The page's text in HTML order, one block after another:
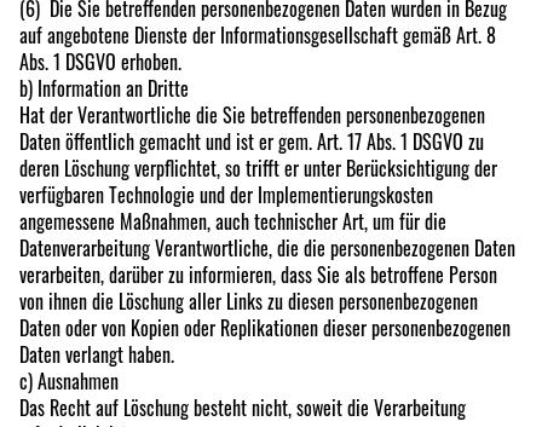
(6) Die Sie betreffenden personenbezogenen Daten wurden in Bezug
auf angebotene Dienste der Informationsgesellschaft gemäß Art. 8
Abs. 1 DSGVO erhoben.
b) Information an Dritte
Hat der Verantwortliche die Sie betreffenden personenbezogenen
Daten öffentlich gemacht und ist er gem. Art. 17 Abs. 1 DSGVO zu
deren Löschung verpflichtet, so trifft er unter Berücksichtigung der
verfügbaren Technologie und der Implementierungskosten
angemessene Maßnahmen, auch technischer Art, um für die
Datenverarbeitung Verantwortliche, die die personenbezogenen Daten
verarbeiten, darüber zu informieren, dass Sie als betroffene Person
von ihnen die Löschung aller Links zu diesen personenbezogenen
Daten oder von Kopien oder Replikationen dieser personenbezogenen
Daten verlangt haben.
c) Ausnahmen
Das Recht auf Löschung besteht nicht, soweit die Verarbeitung